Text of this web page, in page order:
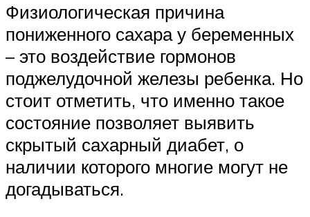
Физиологическая причина
пониженного сахара у беременных
– это воздействие гормонов
поджелудочной железы ребенка. Но
стоит отметить, что именно такое
состояние позволяет выявить
скрытый сахарный диабет, о
наличии которого многие могут не
догадываться.